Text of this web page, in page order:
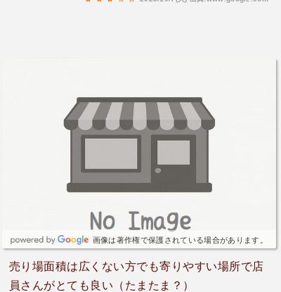
画像は著作権で保護されている場合があります。
売り場面積は広くない方でも寄りやすい場所で店
員さんがとても良い（たまたま？）